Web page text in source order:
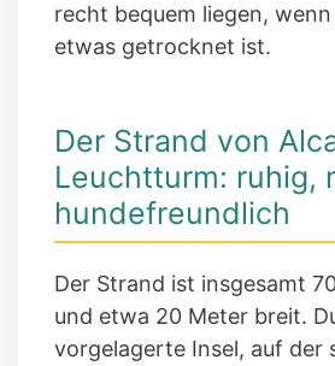
recht bequem liegen,
etwas getrocknet ist.
Der Strand von
Leuchtturm: ruhig,
hundefreundlich
Der Strand ist insgesamt
und etwa 20 Meter breit.
vorgelagerte Insel, auf der